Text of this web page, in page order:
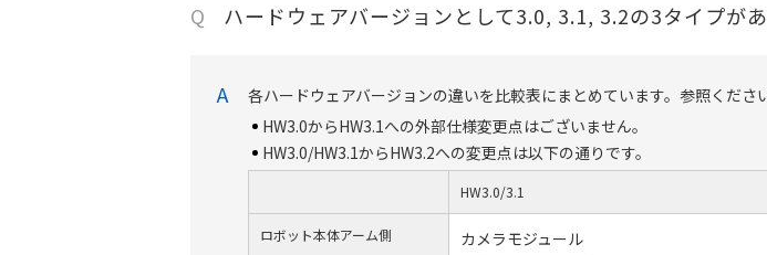
Q ハードウェアバージョンとして3.0, 3.1, 3.2の3タイプが
A
各ハードウェアバージョンの違いを比較表にまとめています。参照ください
HW3.0からHW3.1への外部仕様変更点はございません。
HW3.0/HW3.1からHW3.2への変更点は以下の通りです。
HW3.0/3.1
ロボット本体アーム側 カメラモジュール